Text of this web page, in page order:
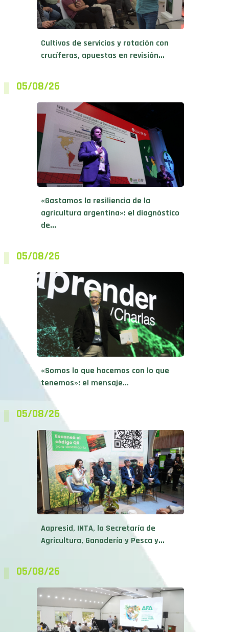
Cultivos de servicios y rotación con
crucíferas, apuestas en revisión...
«Gastamos la resiliencia de la
agricultura argentina»: el diagnóstico
de...
«Somos lo que hacemos con lo que
tenemos»: el mensaje...
05/08/26
Aapresid, INTA, la Secretaría de
Agricultura, Ganadería y Pesca y...